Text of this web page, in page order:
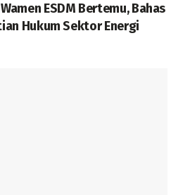
ESDM Bertemu, Bahas
Hukum Sektor Energi